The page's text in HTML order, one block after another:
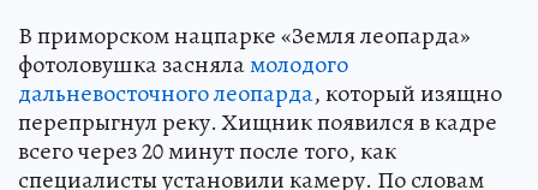
В приморском нацпарке «Земля леопарда»
фотоловушка засняламолодого
дальневосточного леопарда, который изящно
перепрыгнул реку. Хищник появился в кадре
всего через 20 минут после того, как
специалисты установили камеру. По словам